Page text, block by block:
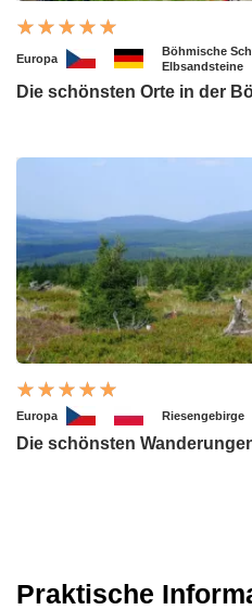
Europa
Böhmische
Elbsandsteine
Die schönsten Orte in der
Europa Riesengebirge
Die schönsten
Praktische